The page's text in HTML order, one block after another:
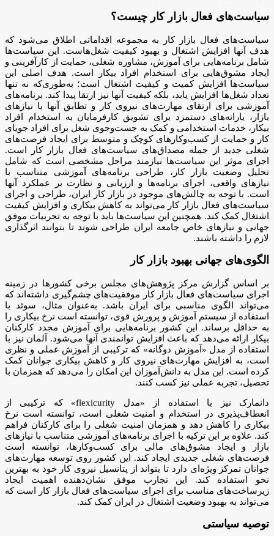
سیاست‌های فعال بازار کار چیست؟
سیاست‌های فعال بازار کار به مجموعه اقداماتی اطلاق می‌شود که
هدف آنها افزایش اشتغال و بهبود کیفیت شغل‌هاست. این سیاست‌ها
شامل برنامه‌هایی برای آموزش، مشاوره شغلی، حمایت از کارآفرینی و
ایجاد مشوق‌هایی برای استخدام افراد بیکار است. هدف اصلی این
سیاست‌ها افزایش کمیت و کیفیت اشتغال است؛ به‌طوری‌که نه تنها
تعداد شغل‌ها افزایش یابد، بلکه کیفیت آنها نیز ارتقا پیدا کند. برنامه‌های
آموزشی برای ارتقای مهارت‌های نیروی کار و تطابق آنها با نیازهای
بازار، یارانه‌های دستمزد برای تشویق کارفرمایان به استخدام افراد
بیکار، خدمات استخدامی و کمک به جست‌وجوی شغل برای افراد جویای
کار و حمایت از کسب‌وکارهای کوچک و متوسط برای ایجاد فرصت‌های
شغلی جدید از جمله مصداق‌های سیاست‌های فعال بازار کار است.
اجرای موثر این سیاست‌ها نیازمند مراحل مشخصی است که شامل
تحلیل وضعیت بازار کار، طراحی برنامه‌های آموزشی متناسب با
نیازهای واقعی، اجرای برنامه‌ها و ارزیابی و نظارت بر عملکرد آنها
است. با توجه به چالش‌های موجود در بازار کار ایران، طراحی و اجرای
سیاست‌های فعال بازار کار می‌تواند به کاهش بیکاری و افزایش کیفیت
اشتغال کمک کند. همچنین این سیاست‌ها باید با توجه به تجربیات موفق
جهانی و نیازهای خاص جامعه ایران طراحی شوند تا بتوانند اثرگذاری
لازم را داشته باشند.
الگوی‌های جهانی بهبود بازار کار
بر اساس گزارش مرکز پژوهش‌های مجلس برخی کشورها در زمینه
اجرای سیاست‌های فعال بازار کار موفقیت‌های چشم‌گیری داشته‌اند که
می‌تواند الگوی مناسبی برای ایران باشد. به‌عنوان مثال، سوئد با
استفاده از سیستم آموزش و پرورش قوی، توانسته است نرخ بیکاری را
به حداقل برساند. این کشور برنامه‌هایی برای آموزش مجدد کارکنان
بیکار ارائه می‌دهد که باعث افزایش توانمندی آنها می‌شود. آلمان نیز با
استفاده از مدل «آموزش دوگانه» که ترکیبی از آموزش عملی و نظری
است، به افزایش مهارت‌های نیروی کار و کاهش بیکاری جوانان کمک
کرده است. این مدل به دانش‌آموزان این امکان را می‌دهد که همزمان با
تحصیل، تجربه عملی نیز کسب کنند.
دانمارک نیز با استفاده از «مدل flexicurity» که ترکیبی از
انعطاف‌پذیری در استخدام و امنیت شغلی است، توانسته است نرخ
بیکاری را کاهش دهد و همزمان امنیت شغلی را برای کارکنان فراهم
کند. علاوه بر این ترکیه با اجرای برنامه‌های آموزشی متناسب با نیازهای
بازار و ایجاد مشوق‌های مالی برای کسب‌وکارها، توانسته است
فرصت‌های شغلی جدیدی ایجاد کند. این کشور روی توسعه مهارت‌های
جوانان تمرکز ویژه‌ای دارد تا بتواند از پتانسیل نیروی کار خود به بهترین
نحو استفاده کند. این تجارب موفق نشان‌دهنده اهمیت ایجاد
زیرساخت‌های مناسب برای اجرای سیاست‌های فعال بازار کار است که
می‌تواند به بهبود وضعیت اشتغال در ایران کمک کند.
توصیه سیاستی